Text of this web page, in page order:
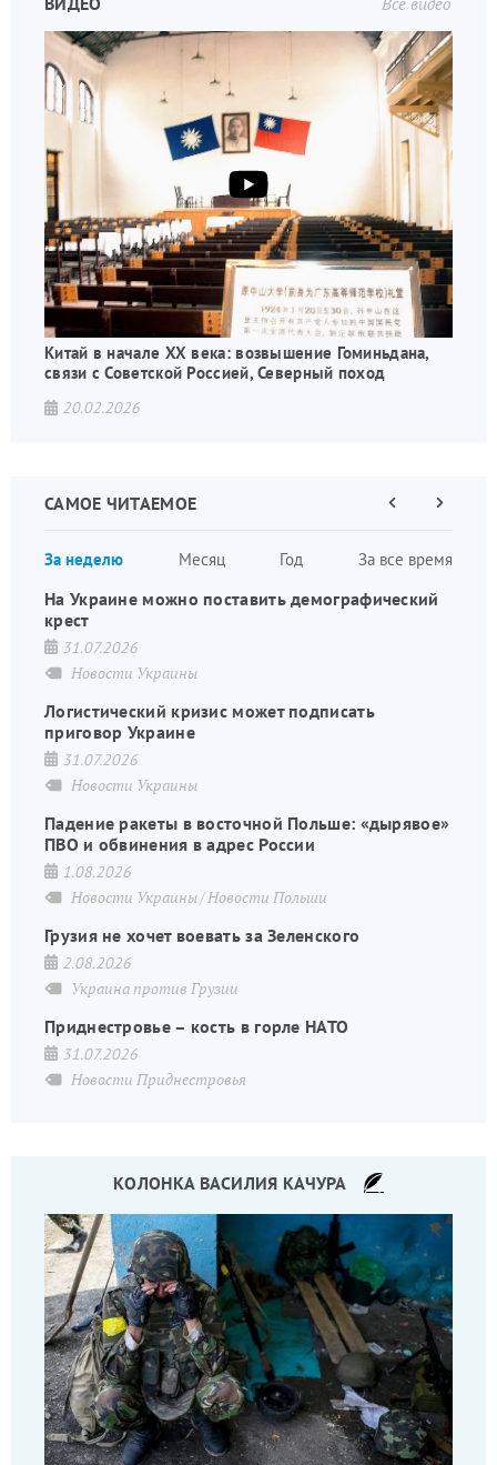
Китай в начале XX века: возвышение Гоминьдана,
связи с Советской Россией, Северный поход
20.02.2026
САМОЕ ЧИТАЕМОЕ
За неделю Месяц Год За все время
страниц
ПредыдущаяСледующая
На Украине можно поставить демографический
крест
31.07.2026
Новости Украины
Логистический кризис может подписать
приговор Украине
31.07.2026
Новости Украины
Падение ракеты в восточной Польше: «дырявое»
ПВО и обвинения в адрес России
1.08.2026
Новости Украины Новости Польши
Грузия не хочет воевать за Зеленского
2.08.2026
Украина против Грузии
Приднестровье – кость в горле НАТО
31.07.2026
Новости Приднестровья
КОЛОНКА ВАСИЛИЯ КАЧУРА